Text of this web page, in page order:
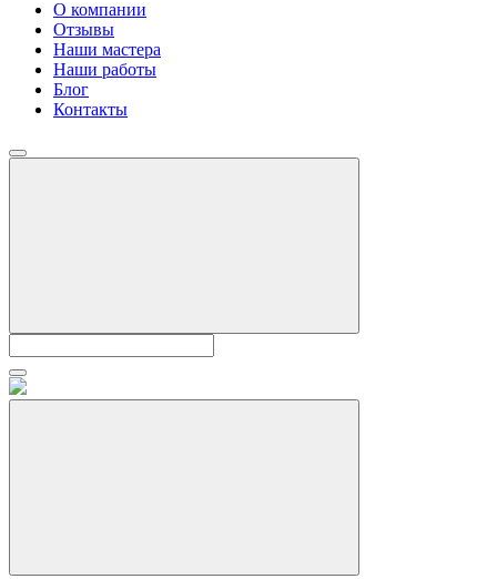
О компании
Отзывы
Наши мастера
Наши работы
Блог
Контакты